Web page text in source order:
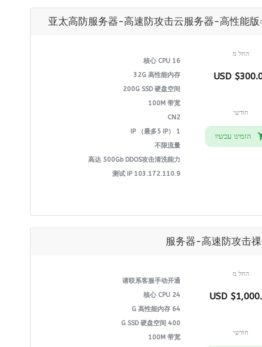
亚太高防服务器-高速防攻击云服务器-高性能版
16 核心 CPU
32G 高性能内存
200G SSD 硬盘空间
100M 带宽
CN2
1 IP （最多5 IP）
不限流量
高达 500Gb DDOS攻击清洗能力
测试 IP 103.172.110.9
החל מ
$300.00
חודשי
הזמינו עכשיו
服务器-高速防攻击
请联系客服手动开通
24 核心 CPU
64 G 高性能内存
400 G SSD 硬盘空间
100M 带宽
החל מ
$1,000.00
חודשי